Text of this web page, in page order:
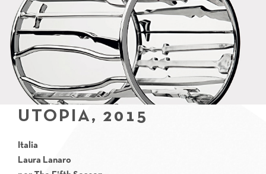
UTOPIA, 2015
Italia
Laura Lanaro